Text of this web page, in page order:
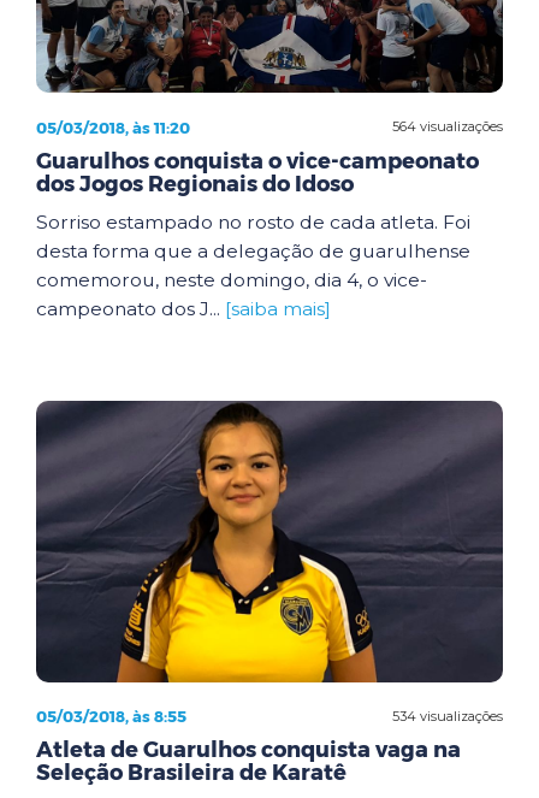
564 visualizações
05/03/2018, às 11:20
Guarulhos conquista o vice-campeonato
dos Jogos Regionais do Idoso
Sorriso estampado no rosto de cada atleta. Foi
desta forma que a delegação de guarulhense
comemorou, neste domingo, dia 4, o vice-
campeonato dos J... [saiba mais]
534 visualizações
05/03/2018, às 8:55
Atleta de Guarulhos conquista vaga na
Seleção Brasileira de Karatê